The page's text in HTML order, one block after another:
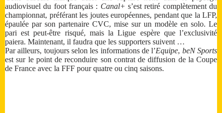
audiovisuel du foot français : Canal+ s’est retiré complètement du
championnat, préférant les joutes européennes, pendant que la LFP,
épaulée par son partenaire CVC, mise sur un modèle en solo. Le
pari est peut-être risqué, mais la Ligue espère que l’exclusivité
paiera. Maintenant, il faudra que les supporters suivent …
Par ailleurs, toujours selon les informations de l’Equipe, beN Sports
est sur le point de reconduire son contrat de diffusion de la Coupe
de France avec la FFF pour quatre ou cinq saisons.